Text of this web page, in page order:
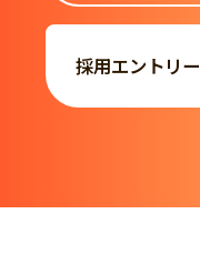
採用エントリー